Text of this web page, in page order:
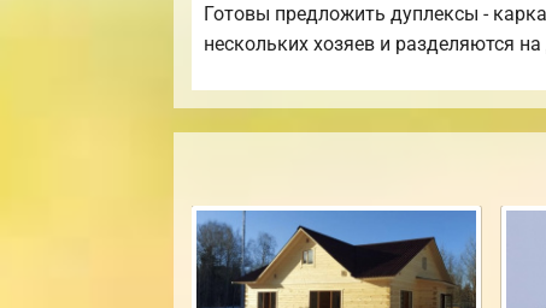
Готовы предложить дуплексы -
нескольких хозяев и разделяются